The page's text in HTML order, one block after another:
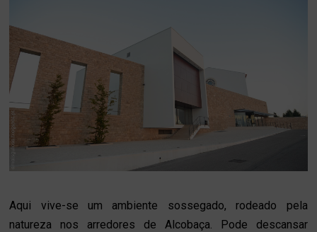
Aqui vive-se um ambiente sossegado, rodeado pela
natureza nos arredores de Alcobaça. Pode descansar